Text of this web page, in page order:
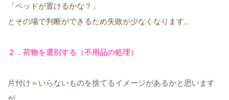
「ベッドが置けるかな？」
とその場で判断ができるため失敗が少なくなります。
２．荷物を選別する（不用品の処理）
片付け＝いらないものを捨てるイメージがあるかと思います
が、